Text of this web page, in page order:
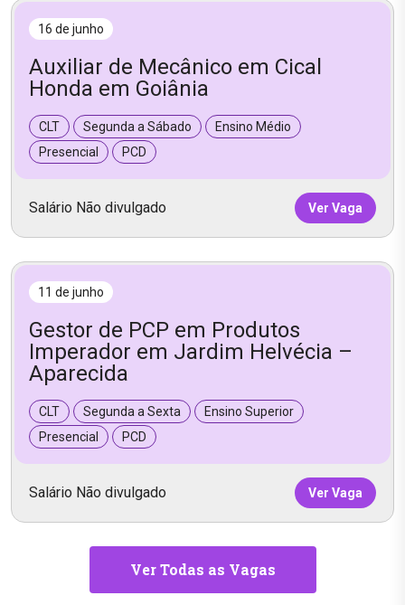
16 de junho
Auxiliar de Mecânico em Cical
Honda em Goiânia
CLT Segunda a Sábado
Ensino Médio
Presencial
PCD
Salário Não divulgado Ver Vaga
11 de junho
Gestor de PCP em Produtos
Imperador em Jardim Helvécia –
Aparecida
CLT Segunda a Sexta
Ensino Superior
Presencial
PCD
Salário Não divulgado Ver Vaga
Ver Todas as Vagas